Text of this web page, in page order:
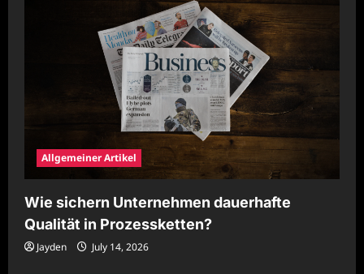
Allgemeiner Artikel
Wie sichern Unternehmen dauerhafte
Qualität in Prozessketten?
Jayden July 14, 2026